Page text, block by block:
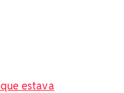
que estava